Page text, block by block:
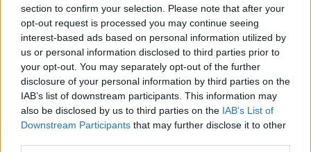
section to confirm your selection. Please note that after your
opt-out request is processed you may continue seeing
interest-based ads based on personal information utilized by
us or personal information disclosed to third parties prior to
your opt-out. You may separately opt-out of the further
disclosure of your personal information by third parties on the
IAB’s list of downstream participants. This information may
also be disclosed by us to third parties on the IAB’s List of
Downstream Participants that may further disclose it to other
5.8.2026 17:40 | PRAHA (ČTK)
Kvůli vysokým letním
teplotám pracovníci pražské
záchranné stanice pro volně
žijící živočichy přijímají více
zvířat, nejčastěji
dehydratovaná a vysílená mláďata ptáků nebo veverek. ČTK to
sdělila mluvčí stanice Petra Fišerová. Během současné vlny veder
stanice denně ošetří desítky živočichů, při první letošní vlně horka
jich za jeden týden přijali rekordních 578.